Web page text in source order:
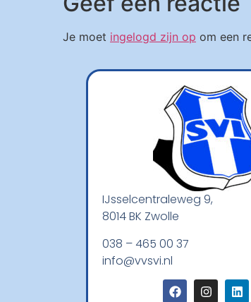
Je moet ingelogd zijn op om een
IJsselcentraleweg 9,
8014 BK Zwolle
038 – 465 00 37
info@vvsvi.nl